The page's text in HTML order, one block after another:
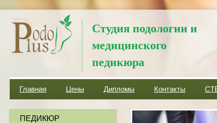
Студия подологии и
медицинского
педикюра
Главная Цены Дипломы Контакты
ПЕДИКЮР